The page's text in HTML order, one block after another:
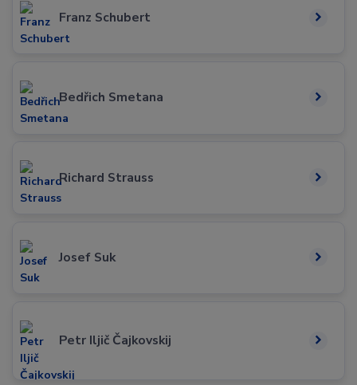
Franz Schubert
Bedřich Smetana
Richard Strauss
Josef Suk
Petr Iljič Čajkovskij